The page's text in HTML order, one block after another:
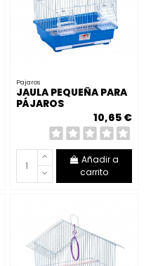
Pajaros
JAULA PEQUEÑA PARA
PÁJAROS
10,65 €
Añadir a
carrito